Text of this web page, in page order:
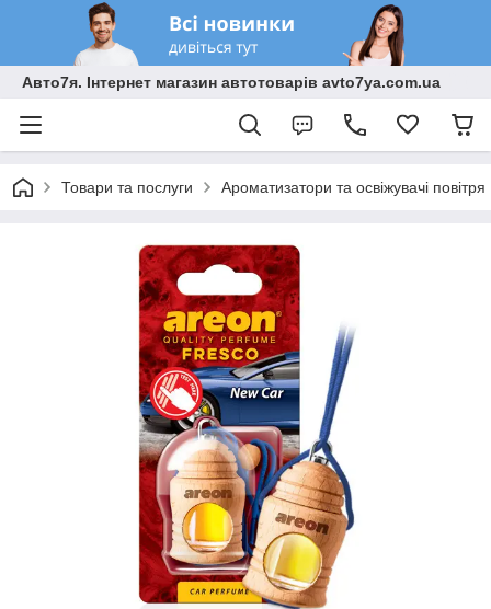
Авто7я. Інтернет магазин автотоварів avto7ya.com.ua
Товари та послуги Ароматизатори та освіжувачі повітря